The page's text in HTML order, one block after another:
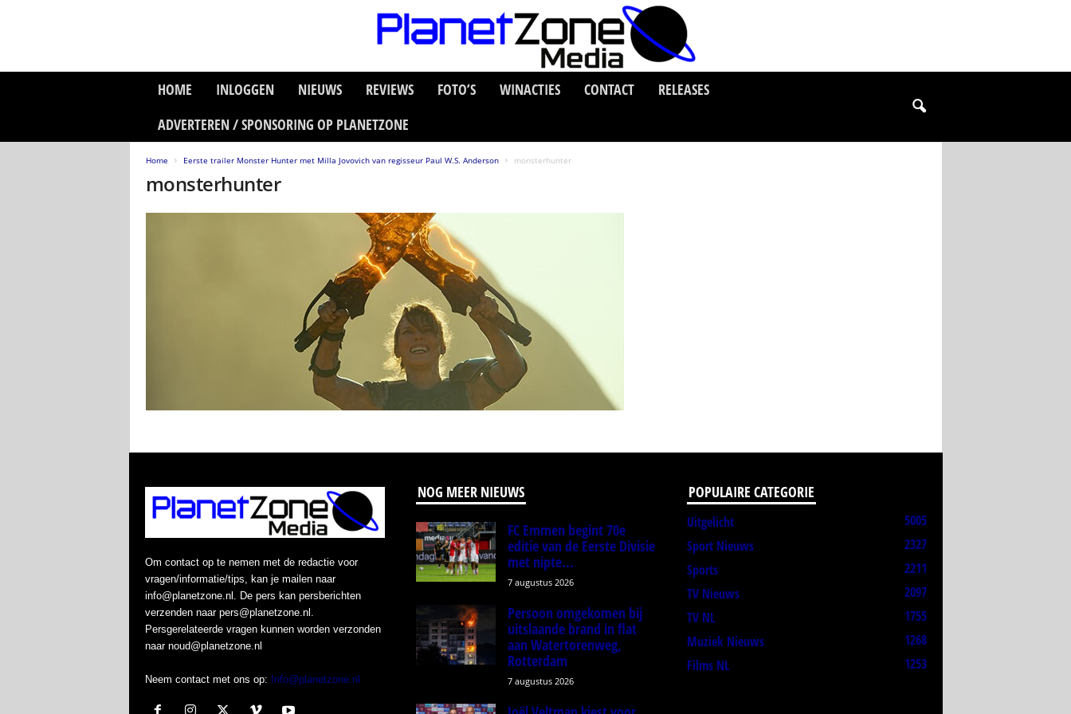
HOME INLOGGEN NIEUWS REVIEWS FOTO’S WINACTIES CONTACT
RELEASES
ADVERTEREN / SPONSORING OP PLANETZONE
Home Eerste trailer Monster Hunter met Milla Jovovich van regisseur Paul W.S. Anderson monsterhunter
monsterhunter
Om contact op te nemen met de redactie voor
vragen/informatie/tips, kan je mailen naar
info@planetzone.nl. De pers kan persberichten
verzenden naar pers@planetzone.nl.
Persgerelateerde vragen kunnen worden verzonden
naar noud@planetzone.nl
Neem contact met ons op: Info@planetzone.nl
NOG MEER NIEUWS
FC Emmen begint 70e
editie van de Eerste Divisie
met nipte...
7 augustus 2026
Persoon omgekomen bij
uitslaande brand in flat
aan Watertorenweg,
Rotterdam
7 augustus 2026
POPULAIRE CATEGORIE
Uitgelicht
5005
Sport Nieuws
2327
Sports
2211
TV Nieuws
2097
TV NL
1755
Muziek Nieuws
1268
Films NL
1253